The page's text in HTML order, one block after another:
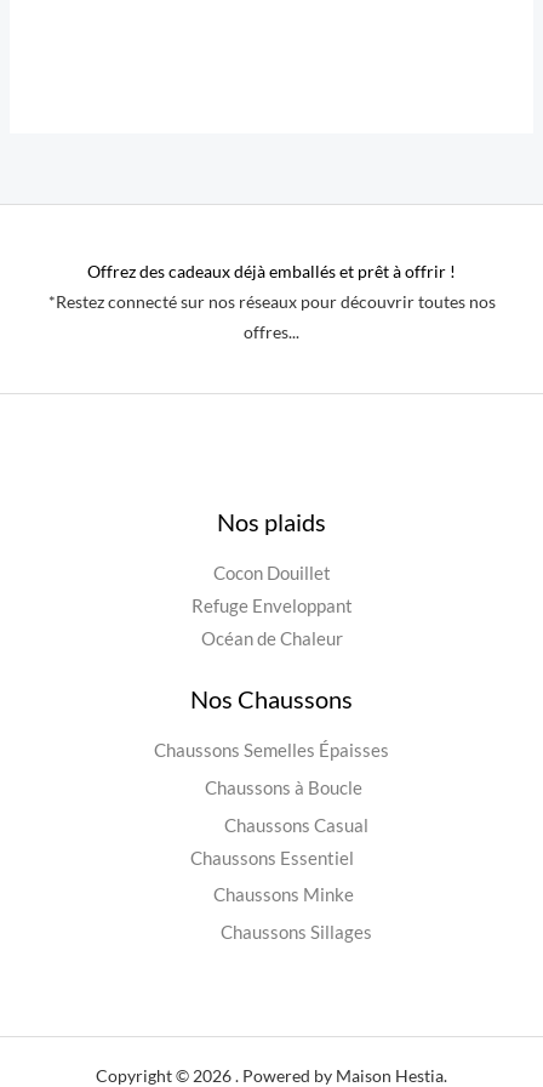
Offrez des cadeaux déjà emballés et prêt à offrir !
*Restez connecté sur nos réseaux pour découvrir toutes nos
offres...
Nos plaids
Cocon Douillet
Refuge Enveloppant
Océan de Chaleur
Nos Chaussons
Chaussons Semelles Épaisses
Chaussons à Boucle
Chaussons Casual
Chaussons Essentiel
Chaussons Minke
Chaussons Sillages
Copyright © 2026 . Powered by Maison Hestia.